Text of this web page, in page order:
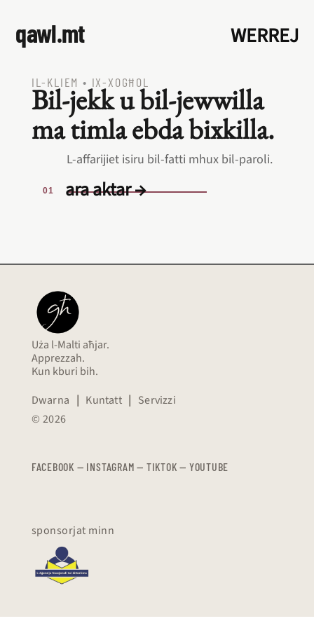
qawl.mt WERREJ
IL‑KLIEM • IX‑XOGĦOL
Bil‑jekk u bil‑jewwilla
ma timla ebda bixkilla.
L‑affarijiet isiru bil‑fatti mhux bil‑paroli.
ara aktar →
Uża l-Malti aħjar.
Apprezzah.
Kun kburi bih.
Dwarna | Kuntatt | Servizzi
© 2026
FACEBOOK — INSTAGRAM — TIKTOK — YOUTUBE
sponsorjat minn